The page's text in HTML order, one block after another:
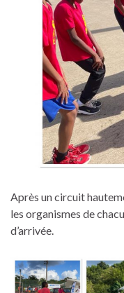
Après un circuit
les organismes de
d’arrivée.